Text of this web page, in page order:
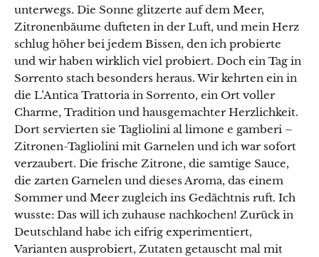
unterwegs. Die Sonne glitzerte auf dem Meer,
Zitronenbäume dufteten in der Luft, und mein Herz
schlug höher bei jedem Bissen, den ich probierte
und wir haben wirklich viel probiert. Doch ein Tag in
Sorrento stach besonders heraus. Wir kehrten ein in
die L’Antica Trattoria in Sorrento, ein Ort voller
Charme, Tradition und hausgemachter Herzlichkeit.
Dort servierten sie Tagliolini al limone e gamberi –
Zitronen-Tagliolini mit Garnelen und ich war sofort
verzaubert. Die frische Zitrone, die samtige Sauce,
die zarten Garnelen und dieses Aroma, das einem
Sommer und Meer zugleich ins Gedächtnis ruft. Ich
wusste: Das will ich zuhause nachkochen! Zurück in
Deutschland habe ich eifrig experimentiert,
Varianten ausprobiert, Zutaten getauscht mal mit